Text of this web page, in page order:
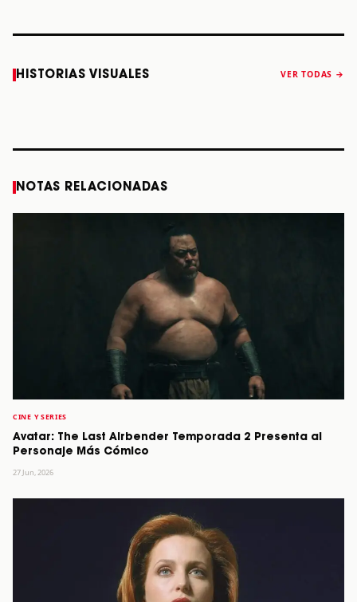
HISTORIAS VISUALES VER TODAS →
Caifanes regresa
a Monterrey el
Fallece Felipe
Staiti, guitarrista
anuncia “Reality
NOTAS RELACIONADAS
CINE Y SERIES
Avatar: The Last Airbender Temporada 2 Presenta al
Personaje Más Cómico
27 Jun, 2026